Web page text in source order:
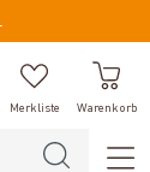
Merkliste Warenkorb